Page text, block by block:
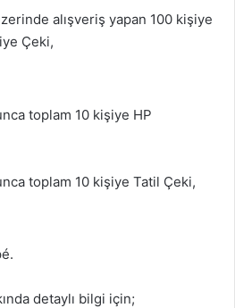
alışveriş yapan 100 kişiye
Çeki,
toplam 10 kişiye HP
toplam 10 kişiye Tatil Çeki,
detaylı bilgi için;